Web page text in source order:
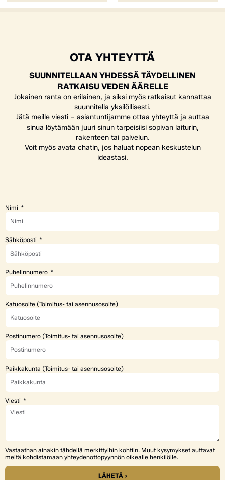
OTA YHTEYTTÄ
SUUNNITELLAAN YHDESSÄ TÄYDELLINEN
RATKAISU VEDEN ÄÄRELLE
Jokainen ranta on erilainen, ja siksi myös ratkaisut kannattaa
suunnitella yksilöllisesti.
Jätä meille viesti – asiantuntijamme ottaa yhteyttä ja auttaa
sinua löytämään juuri sinun tarpeisiisi sopivan laiturin,
rakenteen tai palvelun.
Voit myös avata chatin, jos haluat nopean keskustelun
ideastasi.
Nimi
Sähköposti
Puhelinnumero
Katuosoite (Toimitus- tai asennusosoite)
Postinumero (Toimitus- tai asennusosoite)
Paikkakunta (Toimitus- tai asennusosoite)
Viesti
Vastaathan ainakin tähdellä merkittyihin kohtiin. Muut kysymykset auttavat
meitä kohdistamaan yhteydenottopyynnön oikealle henkilölle.
LÄHETÄ ›